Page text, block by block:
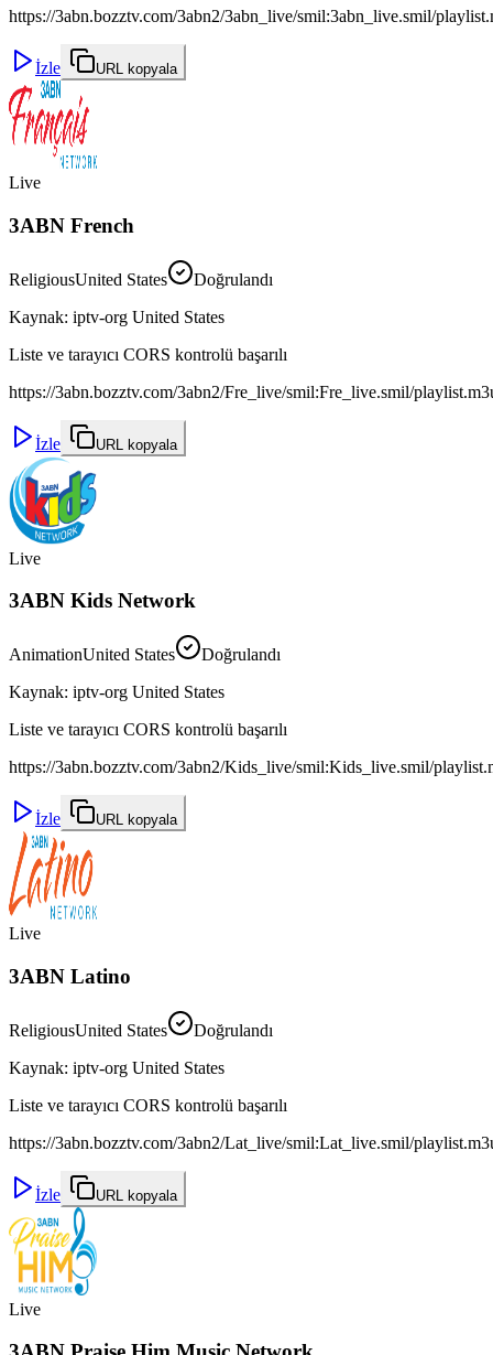
https://3abn.bozztv.com/3abn2/3abn_live/smil:3abn_live.smil/
İzle URL kopyala
Live
3ABN French
ReligiousUnited States
Doğrulandı
Kaynak: iptv-org United States
Liste ve tarayıcı CORS kontrolü başarılı
https://3abn.bozztv.com/3abn2/Fre_live/smil:Fre_live.smil/
İzle URL kopyala
Live
3ABN Kids Network
AnimationUnited States
Doğrulandı
Kaynak: iptv-org United States
Liste ve tarayıcı CORS kontrolü başarılı
https://3abn.bozztv.com/3abn2/Kids_live/smil:Kids_live.smil/
İzle URL kopyala
Live
3ABN Latino
ReligiousUnited States
Doğrulandı
Kaynak: iptv-org United States
Liste ve tarayıcı CORS kontrolü başarılı
https://3abn.bozztv.com/3abn2/Lat_live/smil:Lat_live.smil/
İzle URL kopyala
Live